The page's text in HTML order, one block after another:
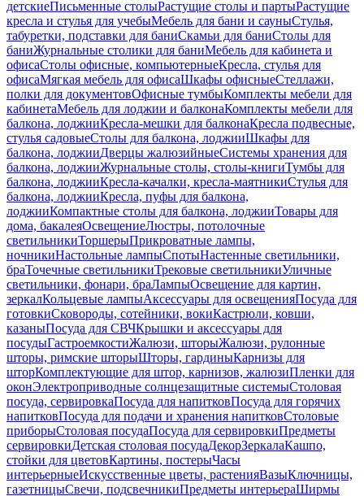
детскиеПисьменные столыРастущие столы и партыРастущие
кресла и стулья для учебыМебель для бани и сауныСтулья,
табуретки, подставки для баниСкамьи для баниСтолы для
баниЖурнальные столики для баниМебель для кабинета и
офисаСтолы офисные, компьютерныеКресла, стулья для
офисаМягкая мебель для офисаШкафы офисныеСтеллажи,
полки для документовОфисные тумбыКомплекты мебели для
кабинетаМебель для лоджии и балконаКомплекты мебели для
балкона, лоджииКресла-мешки для балконаКресла подвесные,
стулья садовыеСтолы для балкона, лоджииШкафы для
балкона, лоджииДверцы жалюзийныеСистемы хранения для
балкона, лоджииЖурнальные столы, столы-книгиТумбы для
балкона, лоджииКресла-качалки, кресла-маятникиСтулья для
балкона, лоджииКресла, пуфы для балкона,
лоджииКомпактные столы для балкона, лоджииТовары для
дома, бакалеяОсвещениеЛюстры, потолочные
светильникиТоршерыПрикроватные лампы,
ночникиНастольные лампыСпотыНастенные светильники,
браТочечные светильникиТрековые светильникиУличные
светильники, фонари, браЛампыОсвещение для картин,
зеркалКольцевые лампыАксессуары для освещенияПосуда для
готовкиСковороды, сотейники, вокиКастрюли, ковши,
казаныПосуда для СВЧКрышки и аксессуары для
посудыГастроемкостиЖалюзи, шторыЖалюзи, рулонные
шторы, римские шторыШторы, гардиныКарнизы для
шторКомплектующие для штор, карнизов, жалюзиПленки для
оконЭлектроприводные солнцезащитные системыСтоловая
посуда, сервировкаПосуда для напитковПосуда для горячих
напитковПосуда для подачи и хранения напитковСтоловые
приборыСтоловая посудаПосуда для сервировкиПредметы
сервировкиДетская столовая посудаДекорЗеркалаКашпо,
стойки для цветовКартины, постерыЧасы
интерьерныеИскусственные цветы, растенияВазыКлючницы,
газетницыСвечи, подсвечникиПредметы интерьераШирмы